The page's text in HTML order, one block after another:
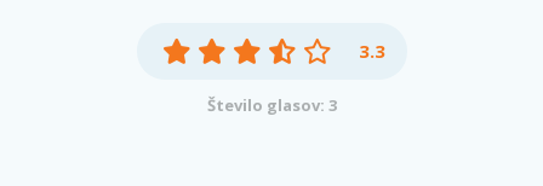
3.3
Število glasov: 3